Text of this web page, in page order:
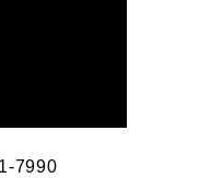
7990